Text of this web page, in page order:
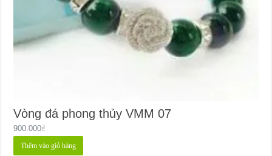
Vòng đá phong thủy VMM 07
900.000₫
Thêm vào giỏ hàng